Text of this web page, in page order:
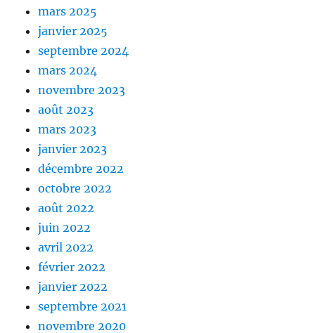
mars 2025
janvier 2025
septembre 2024
mars 2024
novembre 2023
août 2023
mars 2023
janvier 2023
décembre 2022
octobre 2022
août 2022
juin 2022
avril 2022
février 2022
janvier 2022
septembre 2021
novembre 2020